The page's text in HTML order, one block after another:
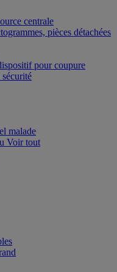
centrale
pièces détachées
pour coupure
malade
Voir tout